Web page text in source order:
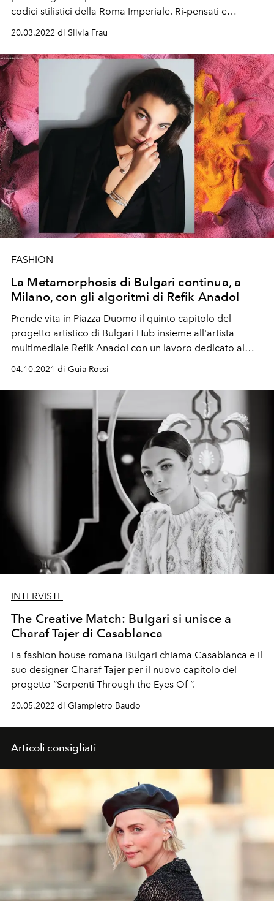
codici stilistici della Roma Imperiale. Ri-pensati e
20.03.2022 di Silvia Frau
FASHION
La Metamorphosis di Bulgari continua, a
Milano, con gli algoritmi di Refik Anadol
Prende vita in Piazza Duomo il quinto capitolo del
progetto artistico di Bulgari Hub insieme all'artista
multimediale Refik Anadol con un lavoro dedicato al
04.10.2021 di Guia Rossi
INTERVISTE
The Creative Match: Bulgari si unisce a
Charaf Tajer di Casablanca
La fashion house romana Bulgari chiama Casablanca e il
suo designer Charaf Tajer per il nuovo capitolo del
progetto “Serpenti Through the Eyes Of”.
20.05.2022 di Giampietro Baudo
Articoli consigliati